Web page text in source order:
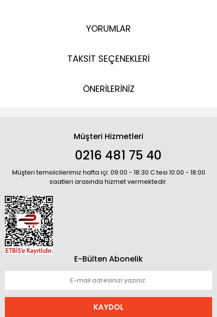
YORUMLAR
TAKSİT SEÇENEKLERİ
ÖNERİLERİNİZ
Müşteri Hizmetleri
0216 481 75 40
Müşteri temsilcilerimiz hafta içi: 09:00 - 18:30 C.tesi 10:00 - 18:00
saatleri arasında hizmet vermektedir.
E-Bülten Abonelik
KAYDOL